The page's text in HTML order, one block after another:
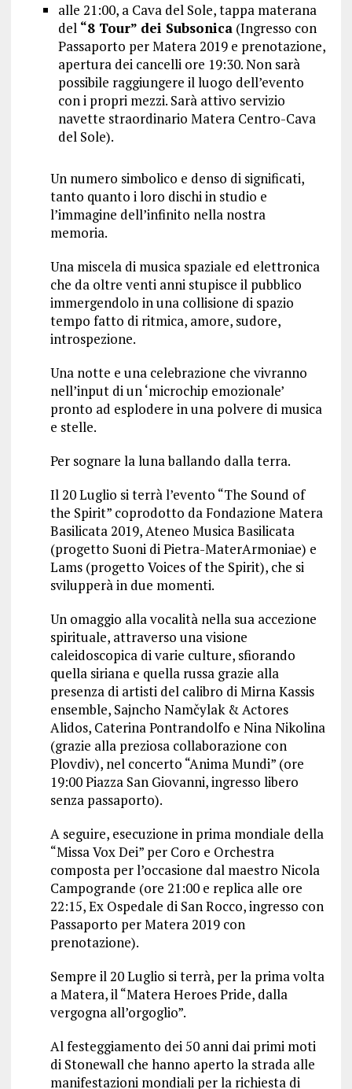
alle 21:00, a Cava del Sole, tappa materana
del “8 Tour” dei Subsonica(Ingresso con
Passaporto per Matera 2019 e prenotazione,
apertura dei cancelli ore 19:30. Non sarà
possibile raggiungere il luogo dell’evento
con i propri mezzi. Sarà attivo servizio
navette straordinario Matera Centro-Cava
del Sole).
Un numero simbolico e denso di significati,
tanto quanto i loro dischi in studio e
l’immagine dell’infinito nella nostra
memoria.
Una miscela di musica spaziale ed elettronica
che da oltre venti anni stupisce il pubblico
immergendolo in una collisione di spazio
tempo fatto di ritmica, amore, sudore,
introspezione.
Una notte e una celebrazione che vivranno
nell’input di un ‘microchip emozionale’
pronto ad esplodere in una polvere di musica
e stelle.
Per sognare la luna ballando dalla terra.
Il 20 Luglio si terrà l’evento “The Sound of
the Spirit” coprodotto da Fondazione Matera
Basilicata 2019, Ateneo Musica Basilicata
(progetto Suoni di Pietra-MaterArmoniae) e
Lams (progetto Voices of the Spirit), che si
svilupperà in due momenti.
Un omaggio alla vocalità nella sua accezione
spirituale, attraverso una visione
caleidoscopica di varie culture, sfiorando
quella siriana e quella russa grazie alla
presenza di artisti del calibro di Mirna Kassis
ensemble, Sajncho Namčylak & Actores
Alidos, Caterina Pontrandolfo e Nina Nikolina
(grazie alla preziosa collaborazione con
Plovdiv), nel concerto “Anima Mundi” (ore
19:00 Piazza San Giovanni, ingresso libero
senza passaporto).
A seguire, esecuzione in prima mondiale della
“Missa Vox Dei” per Coro e Orchestra
composta per l’occasione dal maestro Nicola
Campogrande (ore 21:00 e replica alle ore
22:15, Ex Ospedale di San Rocco, ingresso con
Passaporto per Matera 2019 con
prenotazione).
Sempre il 20 Luglio si terrà, per la prima volta
a Matera, il “Matera Heroes Pride, dalla
vergogna all’orgoglio”.
Al festeggiamento dei 50 anni dai primi moti
di Stonewall che hanno aperto la strada alle
manifestazioni mondiali per la richiesta di